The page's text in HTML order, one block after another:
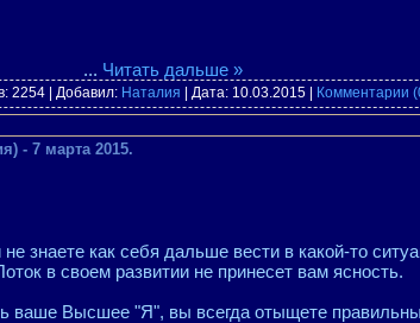
... Читать дальше »
2254 | Добавил: Наталия | Дата: 10.03.2015 Комментарии
- 7 марта 2015.
знаете как себя дальше вести в какой-то
в своем развитии не принесет вам ясность.
ваше Высшее "Я", вы всегда отыщете